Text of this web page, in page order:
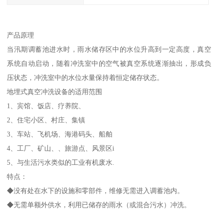
产品原理
当汛期调蓄池进水时，雨水储存区中的水位升高到一定高度，真空
系统自动启动，随着冲洗室中的空气被真空系统逐渐抽出，形成负
压状态，冲洗室中的水位水量保持着恒定储存状态。
地埋式真空冲洗设备的适用范围
1、宾馆、饭店、疗养院、
2、住宅小区、村庄、集镇
3、车站、飞机场、海港码头、船舶
4、工厂、矿山、、旅游点、风景区i
5、与生活污水类似的工业有机废水.
特点：
◆没有处在水下的设施和零部件，维修无需进入调蓄池内。
◆无需单额外供水，利用已储存的雨水（或混合污水）冲洗。